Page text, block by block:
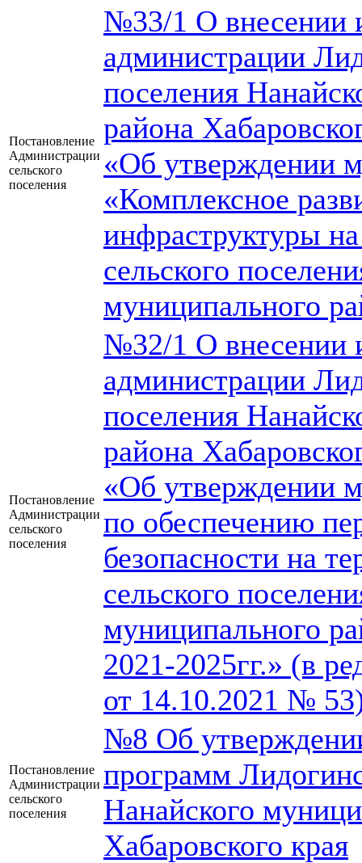
Постановление
Администрации
сельского
поселения
№33/1 О внесении
администрации
поселения
района
«Об утверждении
«Комплексное
инфраструктуры
сельского
муниципального
Постановление
Администрации
сельского
поселения
№32/1 О внесении
администрации
поселения
района
«Об утверждении
по обеспечению
безопасности на
сельского
муниципального
2021-2025гг.» (в
от 14.10.2021 №
Постановление
Администрации
сельского
поселения
№8 Об
программ
Нанайского
Хабаровского края